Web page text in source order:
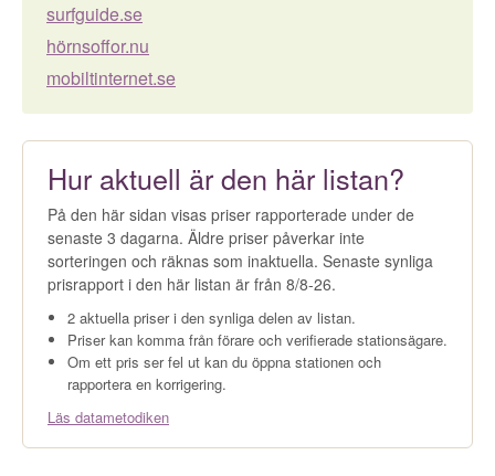
surfguide.se
hörnsoffor.nu
mobiltinternet.se
Hur aktuell är den här listan?
På den här sidan visas priser rapporterade under de
senaste 3 dagarna. Äldre priser påverkar inte
sorteringen och räknas som inaktuella. Senaste synliga
prisrapport i den här listan är från 8/8-26.
2 aktuella priser i den synliga delen av listan.
Priser kan komma från förare och verifierade stationsägare.
Om ett pris ser fel ut kan du öppna stationen och
rapportera en korrigering.
Läs datametodiken